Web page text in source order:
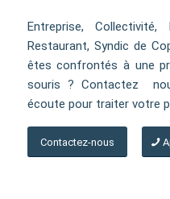
Entreprise, Collectivité,
Restaurant, Syndic de
êtes confrontés à une
souris ? Contactez
écoute pour traiter votre
Contactez-nous